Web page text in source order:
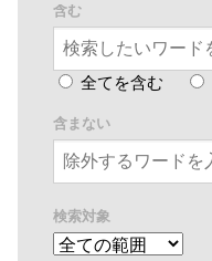
含む
全てを含む
含まない
検索対象